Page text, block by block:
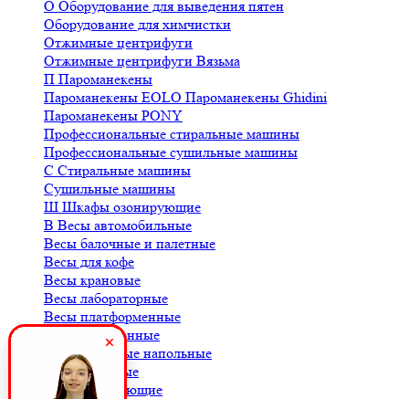
О Оборудование для выведения пятен
Оборудование для химчистки
Отжимные центрифуги
Отжимные центрифуги Вязьма
П Пароманекены
Пароманекены EOLO Пароманекены Ghidini
Пароманекены PONY
Профессиональные стиральные машины
Профессиональные сушильные машины
С Стиральные машины
Сушильные машины
Ш Шкафы озонирующие
В Весы автомобильные
Весы балочные и палетные
Весы для кофе
Весы крановые
Весы лабораторные
Весы платформенные
Весы порционные
Весы товарные напольные
Весы торговые
ККомплектующие